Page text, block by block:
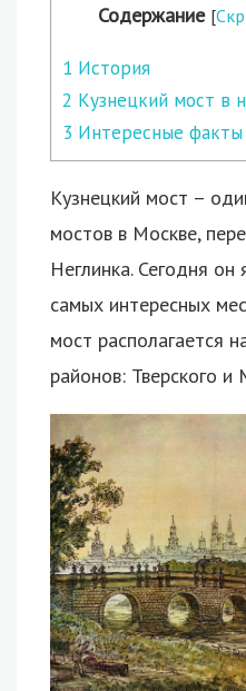
Содержание [
1 История
2 Кузнецкий мост в
3 Интересные факты
Кузнецкий мост –
мостов в Москве,
Неглинка. Сегодня он
самых интересных
мост располагается
районов: Тверского и